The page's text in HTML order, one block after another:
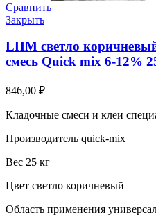
Сравнить
Закрыть
LHM светло
смесь Quick mix 6-12%
846,00 ₽
Кладочные смеси и клеи
Производитель quick-mix
Вес 25 кг
Цвет светло коричневый
Область применения